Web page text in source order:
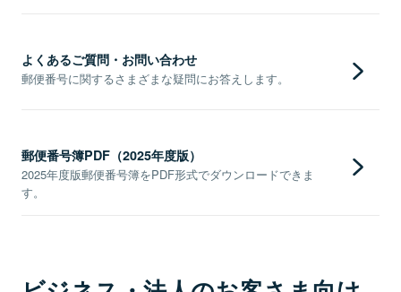
よくあるご質問・お問い合わせ
郵便番号に関するさまざまな疑問にお答えします。
郵便番号簿PDF（2025年度版）
2025年度版郵便番号簿をPDF形式でダウンロードできま
す。